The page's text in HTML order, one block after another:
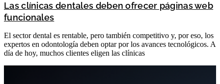
Las clínicas dentales deben ofrecer páginas web
funcionales
El sector dental es rentable, pero también competitivo y, por eso, los
expertos en odontología deben optar por los avances tecnológicos. A
día de hoy, muchos clientes eligen las clínicas